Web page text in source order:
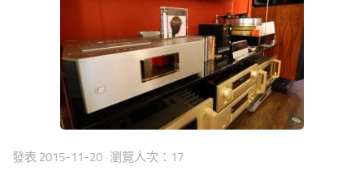
發表 2015-11-20 · 瀏覽人次：17